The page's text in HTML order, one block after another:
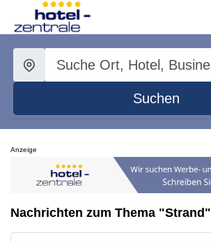
Suchen
Anzeige
Nachrichten zum Thema "Strand"